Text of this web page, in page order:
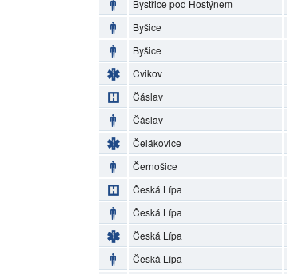
Bystřice pod Hostýnem
Byšice
Byšice
Cvikov
Čáslav
Čáslav
Čelákovice
Černošice
Česká Lípa
Česká Lípa
Česká Lípa
Česká Lípa